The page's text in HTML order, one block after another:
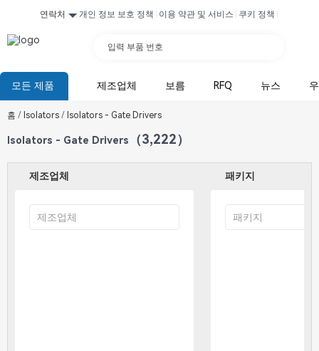
연락처 개인 정보 보호 정책 이용 약관 및 서비스 쿠키 정책
입력 부품 번호
모든 제품 제조업체 보름 RFQ 뉴스
홈 / Isolators / Isolators - Gate Drivers
Isolators - Gate Drivers （3,222）
제조업체 패키지